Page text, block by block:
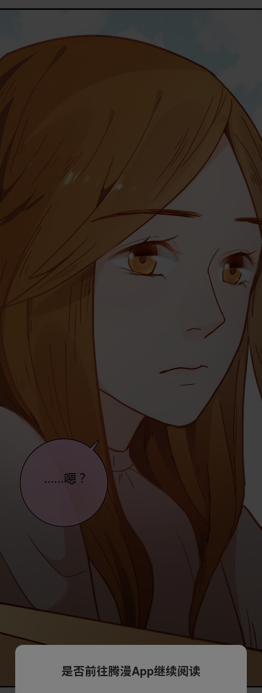
是否前往腾漫App继续阅读